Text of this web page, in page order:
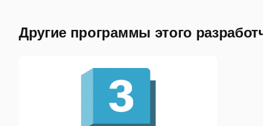
Другие программы этого